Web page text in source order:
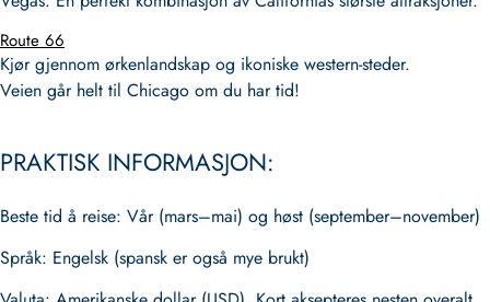
Route 66
Kjør gjennom ørkenlandskap og ikoniske western-steder.
Veien går helt til Chicago om du har tid!
PRAKTISK INFORMASJON:
Beste tid å reise: Vår (mars–mai) og høst (september–november)
Språk: Engelsk (spansk er også mye brukt)